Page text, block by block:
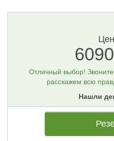
6090
Отличный выбор!
расскажем всю
Нашли